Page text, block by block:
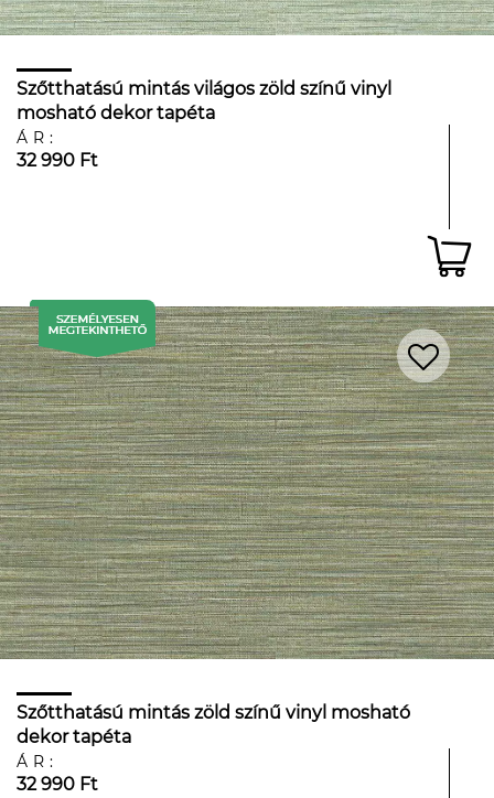
Szőtthatású mintás világos zöld színű vinyl
mosható dekor tapéta
ÁR:
32 990 Ft
Szőtthatású mintás zöld színű vinyl mosható
dekor tapéta
ÁR:
32 990 Ft